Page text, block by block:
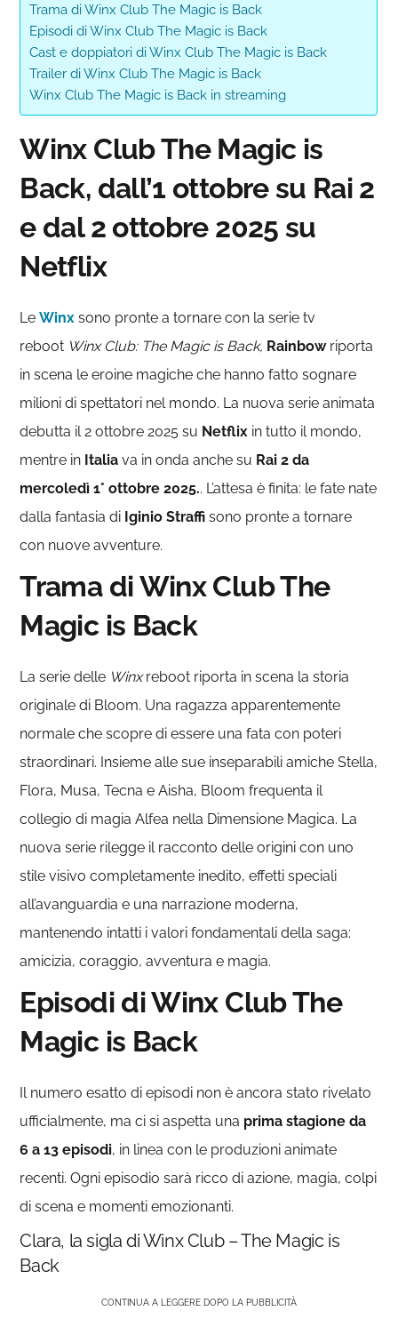
Trama di Winx Club The Magic is Back
Episodi di Winx Club The Magic is Back
Cast e doppiatori di Winx Club The Magic is Back
Trailer di Winx Club The Magic is Back
Winx Club The Magic is Back in streaming
Winx Club The Magic is
Back, dall’1 ottobre su Rai 2
e dal 2 ottobre 2025 su
Netflix
LeWinx sono pronte a tornare con la serie tv
reboot Winx Club: The Magic is Back, Rainbowriporta
in scena le eroine magiche che hanno fatto sognare
milioni di spettatori nel mondo. La nuova serie animata
debutta il 2 ottobre 2025 su Netflix in tutto il mondo,
mentre in Italia va in onda anche su Rai 2 da
mercoledì 1° ottobre 2025.. L’attesa è finita: le fate nate
dalla fantasia di Iginio Straffi sono pronte a tornare
con nuove avventure.
Trama di Winx Club The
Magic is Back
La serie delle Winxreboot riporta in scena la storia
originale di Bloom. Una ragazza apparentemente
normale che scopre di essere una fata con poteri
straordinari. Insieme alle sue inseparabili amiche Stella,
Flora, Musa, Tecna e Aisha, Bloom frequenta il
collegio di magia Alfea nella Dimensione Magica. La
nuova serie rilegge il racconto delle origini con uno
stile visivo completamente inedito, effetti speciali
all’avanguardia e una narrazione moderna,
mantenendo intatti i valori fondamentali della saga:
amicizia, coraggio, avventura e magia.
Episodi di Winx Club The
Magic is Back
Il numero esatto di episodi non è ancora stato rivelato
ufficialmente, ma ci si aspetta una prima stagione da
6 a 13 episodi, in linea con le produzioni animate
recenti. Ogni episodio sarà ricco di azione, magia, colpi
di scena e momenti emozionanti.
Clara, la sigla di Winx Club – The Magic is
Back
CONTINUA A LEGGERE DOPO LA PUBBLICITÀ